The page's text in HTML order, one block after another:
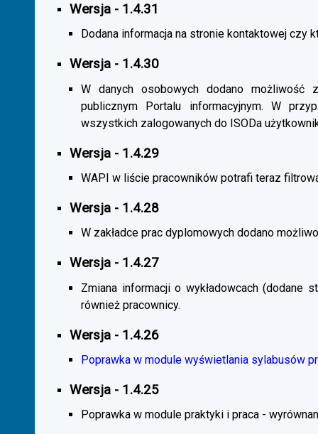
Wersja - 1.4.31
Dodana informacja na stronie kontaktowej czy
Wersja - 1.4.30
W danych osobowych dodano możliwość
publicznym Portalu informacyjnym. W
wszystkich zalogowanych do ISODa
Wersja - 1.4.29
WAPI w liście pracowników potrafi teraz
Wersja - 1.4.28
W zakładce prac dyplomowych dodano
Wersja - 1.4.27
Zmiana informacji o wykładowcach (dodane
również pracownicy.
Wersja - 1.4.26
Poprawka w module wyświetlania sylabusów
Wersja - 1.4.25
Poprawka w module praktyki i praca -